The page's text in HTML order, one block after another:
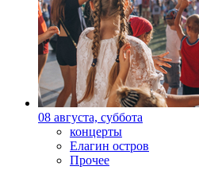
08 августа, суббота
концерты
Елагин остров
Прочее